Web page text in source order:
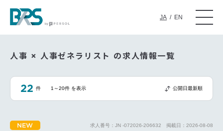
JA / EN
人事 × 人事ゼネラリスト の求人情報一覧
22 件 1～20件 を表示 公開日最新順
NEW 求人番号：JN -072026-206632 掲載日：2026-08-08